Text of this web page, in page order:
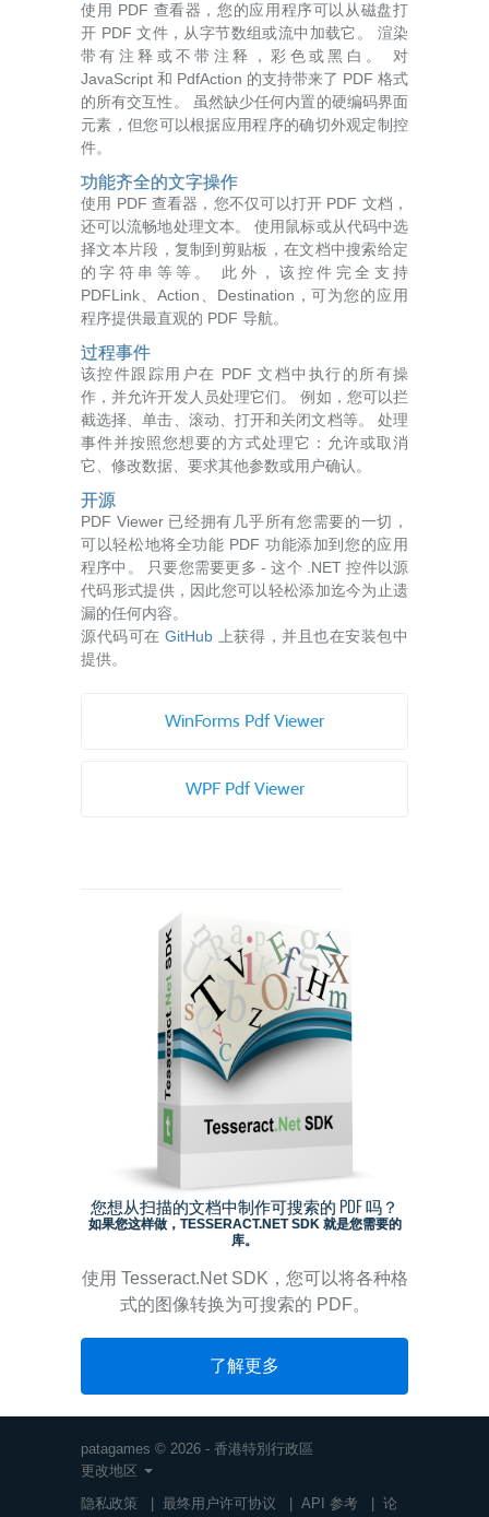
使用 PDF 查看器，您的应用程序可以从磁盘打
开 PDF 文件，从字节数组或流中加载它。 渲染
带有注释或不带注释，彩色或黑白。 对
JavaScript 和 PdfAction 的支持带来了 PDF 格式
的所有交互性。 虽然缺少任何内置的硬编码界面
元素，但您可以根据应用程序的确切外观定制控
件。
功能齐全的文字操作
使用 PDF 查看器，您不仅可以打开 PDF 文档，
还可以流畅地处理文本。 使用鼠标或从代码中选
择文本片段，复制到剪贴板，在文档中搜索给定
的字符串等等。 此外，该控件完全支持
PDFLink、Action、Destination，可为您的应用
程序提供最直观的 PDF 导航。
过程事件
该控件跟踪用户在 PDF 文档中执行的所有操
作，并允许开发人员处理它们。 例如，您可以拦
截选择、单击、滚动、打开和关闭文档等。 处理
事件并按照您想要的方式处理它：允许或取消
它、修改数据、要求其他参数或用户确认。
开源
PDF Viewer 已经拥有几乎所有您需要的一切，
可以轻松地将全功能 PDF 功能添加到您的应用
程序中。 只要您需要更多 - 这个 .NET 控件以源
代码形式提供，因此您可以轻松添加迄今为止遗
漏的任何内容。
源代码可在GitHub 上获得，并且也在安装包中
提供。
WinForms Pdf Viewer
WPF Pdf Viewer
您想从扫描的文档中制作可搜索的 PDF 吗？
如果您这样做，TESSERACT.NET SDK 就是您需要的
库。
使用 Tesseract.Net SDK，您可以将各种格
式的图像转换为可搜索的 PDF。
了解更多
patagames © 2026 - 香港特別行政區
更改地区
隐私政策 | 最终用户许可协议 | API 参考 | 论